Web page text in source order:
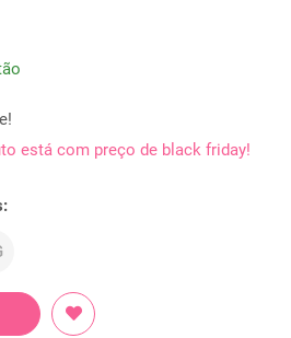
está com preço de black friday!